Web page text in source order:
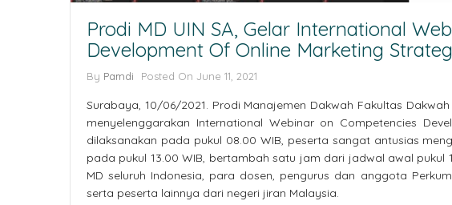
Prodi MD UIN SA, Gelar International
Development Of Online Marketing
By Pamdi Posted On June 11, 2021
Surabaya, 10/06/2021. Prodi Manajemen Dakwah Fakultas
menyelenggarakan International Webinar on Competencies
dilaksanakan pada pukul 08.00 WIB, peserta sangat antusias
pada pukul 13.00 WIB, bertambah satu jam dari jadwal awal pukul
MD seluruh Indonesia, para dosen, pengurus dan anggota
serta peserta lainnya dari negeri jiran Malaysia.